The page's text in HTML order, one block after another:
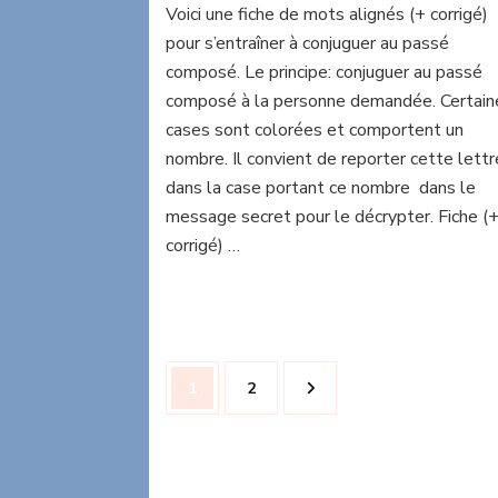
alignés
sur
le
passé
composé
Voici une fiche de mots alignés (+ corrigé)
pour s’entraîner à conjuguer au passé
composé. Le principe: conjuguer au passé
composé à la personne demandée.
cases sont colorées et comportent un
nombre. Il convient de reporter cette
dans la case portant ce nombre dans le
message secret pour le décrypter. Fiche (+
corrigé) …
Pagination
desPage
1 Page
2